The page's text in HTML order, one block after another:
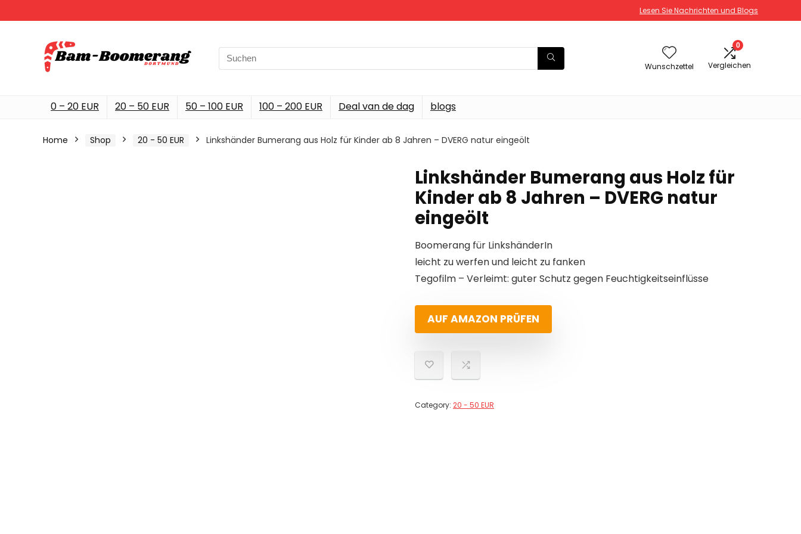
Lesen Sie Nachrichten und Blogs
Search
for:
Wunschzettel
0
Vergleichen
0 – 20 EUR 20 – 50 EUR 50 – 100 EUR 100 – 200 EUR Deal van de dag blogs
Home Shop 20 - 50 EUR Linkshänder Bumerang aus Holz für Kinder ab 8 Jahren – DVERG natur eingeölt
Linkshänder Bumerang aus Holz für
Kinder ab 8 Jahren – DVERG natur
eingeölt
Boomerang für LinkshänderIn
leicht zu werfen und leicht zu fanken
Tegofilm – Verleimt: guter Schutz gegen Feuchtigkeitseinflüsse
AUF AMAZON PRÜFEN
Category: 20 - 50 EUR